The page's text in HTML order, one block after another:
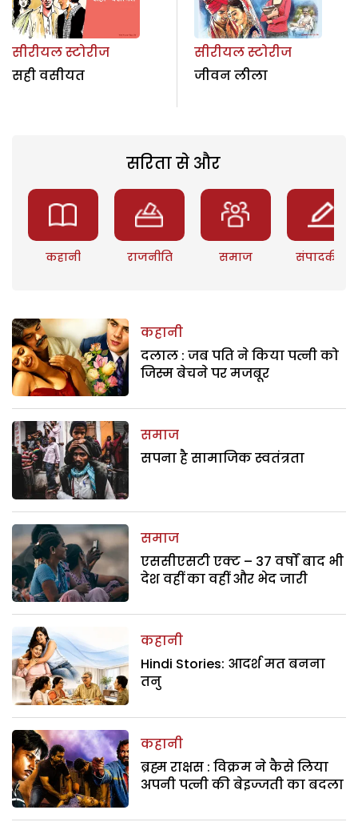
सीरीयल स्टोरीज
सही वसीयत
सीरीयल स्टोरीज
जीवन लीला
सरिता से और
कहानी राजनीति समाज संपादकीय
कहानी
दलाल : जब पति ने किया पत्नी को
जिस्म बेचने पर मजबूर
समाज
सपना है सामाजिक स्वतंत्रता
समाज
एससीएसटी एक्ट – 37 वर्षों बाद भी
देश वहीं का वहीं और भेद जारी
कहानी
Hindi Stories: आदर्श मत बनना
तनु
कहानी
ब्रह्म राक्षस : विक्रम ने कैसे लिया
अपनी पत्नी की बेइज्जती का बदला